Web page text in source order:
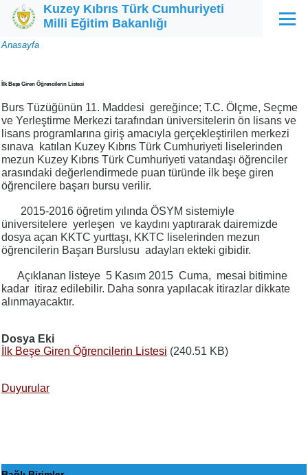
Ana içeriğe atla
Kuzey Kıbrıs Türk Cumhuriyeti
Milli Eğitim Bakanlığı
Menü
Sayfa
Anasayfa
İlk Beşe Giren Öğrencilerin Listesi
Burs Tüzüğünün 11. Maddesi gereğince; T.C. Ölçme, Seçme
ve Yerleştirme Merkezi tarafından üniversitelerin ön lisans ve
lisans programlarına giriş amacıyla gerçekleştirilen merkezi
sınava katılan Kuzey Kıbrıs Türk Cumhuriyeti liselerinden
mezun Kuzey Kıbrıs Türk Cumhuriyeti vatandaşı öğrenciler
arasındaki değerlendirmede puan türünde ilk beşe giren
öğrencilere başarı bursu verilir.
2015-2016 öğretim yılında ÖSYM sistemiyle
üniversitelere yerleşen ve kaydını yaptırarak dairemizde
dosya açan KKTC yurttaşı, KKTC liselerinden mezun
öğrencilerin Başarı Burslusu adayları ekteki gibidir.
Açıklanan listeye 5 Kasım 2015 Cuma, mesai bitimine
kadar itiraz edilebilir. Daha sonra yapılacak itirazlar dikkate
alınmayacaktır.
Dosya Eki
İlk Beşe Giren Öğrencilerin Listesi (240.51 KB)
Duyurular